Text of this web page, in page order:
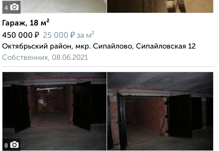
4
Гараж, 18 м²
450 000 ₽ 25 000 ₽ за м²
Октябрьский район, мкр. Сипайлово, Сипайловская 12
Собственник, 08.06.2021
8